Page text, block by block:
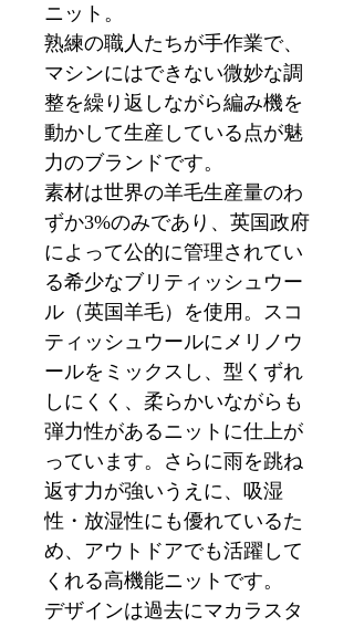
ニット。
熟練の職人たちが手作業で、
マシンにはできない微妙な調
整を繰り返しながら編み機を
動かして生産している点が魅
力のブランドです。
素材は世界の羊毛生産量のわ
ずか3%のみであり、英国政府
によって公的に管理されてい
る希少なブリティッシュウー
ル（英国羊毛）を使用。スコ
ティッシュウールにメリノウ
ールをミックスし、型くずれ
しにくく、柔らかいながらも
弾力性があるニットに仕上が
っています。さらに雨を跳ね
返す力が強いうえに、吸湿
性・放湿性にも優れているた
め、アウトドアでも活躍して
くれる高機能ニットです。
デザインは過去にマカラスタ